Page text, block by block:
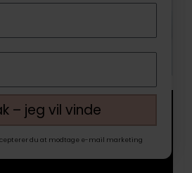
– jeg vil vinde
du at modtage e-mail marketing